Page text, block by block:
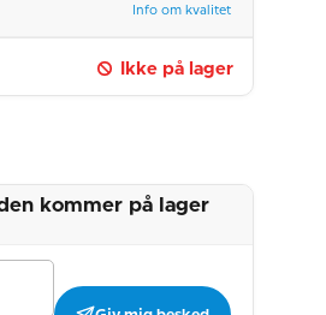
Info om kvalitet
Ikke på lager
kommer på lager